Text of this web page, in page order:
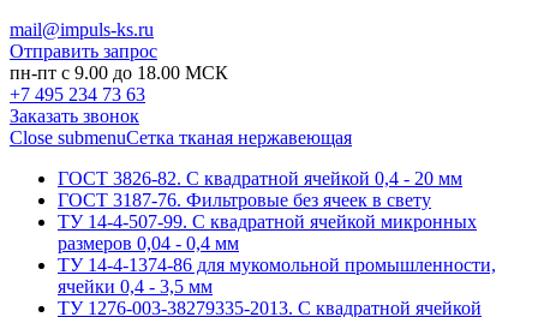
mail@impuls-ks.ru
Отправить запрос
пн-пт с 9.00 до 18.00 МСК
+7 495 234 73 63
Заказать звонок
Close submenuСетка тканая нержавеющая
ГОСТ 3826-82. C квадратной ячейкой 0,4 - 20 мм
ГОСТ 3187-76. Фильтровые без ячеек в свету
ТУ 14-4-507-99. C квадратной ячейкой микронных
размеров 0,04 - 0,4 мм
ТУ 14-4-1374-86 для мукомольной промышленности,
ячейки 0,4 - 3,5 мм
ТУ 1276-003-38279335-2013. С квадратной ячейкой